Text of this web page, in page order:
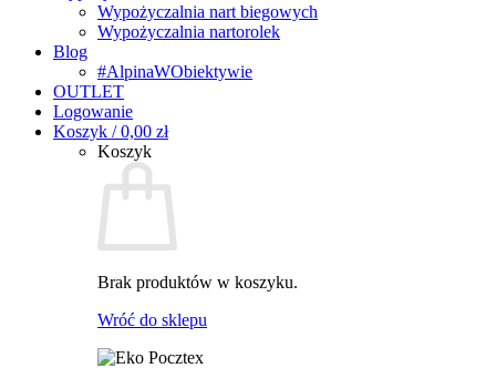
Wypożyczalnia nart biegowych
Wypożyczalnia nartorolek
Blog
#AlpinaWObiektywie
OUTLET
Logowanie
Koszyk /0,00 zł
Koszyk
Brak produktów w koszyku.
Wróć do sklepu